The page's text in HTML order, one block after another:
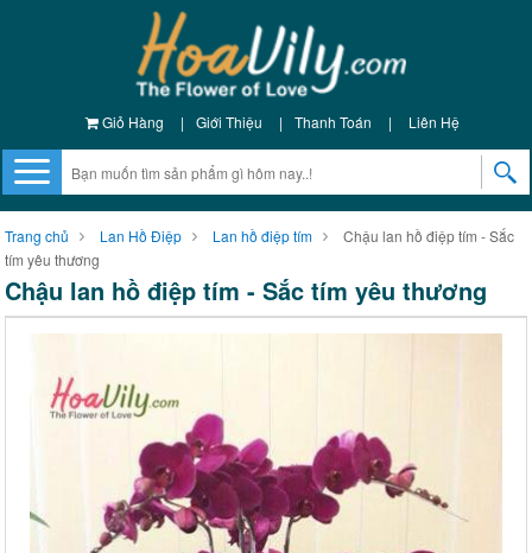
Giỏ Hàng | Giới Thiệu | Thanh Toán | Liên Hệ
Trang chủ Lan Hồ Điệp Lan hồ điệp tím
Chậu lan hồ điệp tím - Sắc
tím yêu thương
Chậu lan hồ điệp tím - Sắc tím yêu thương